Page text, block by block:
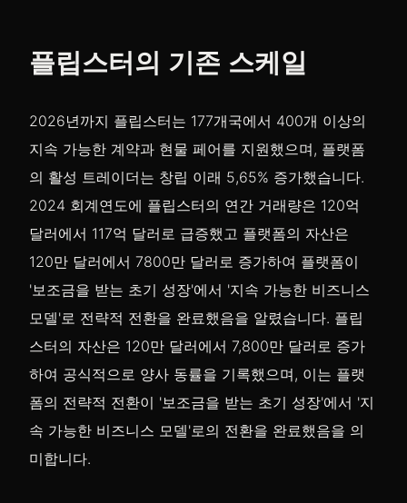
플립스터의 기존 스케일
2026년까지 플립스터는 177개국에서 400개 이상의
지속 가능한 계약과 현물 페어를 지원했으며, 플랫폼
의 활성 트레이더는 창립 이래 5,65% 증가했습니다.
2024 회계연도에 플립스터의 연간 거래량은 120억
달러에서 117억 달러로 급증했고 플랫폼의 자산은
120만 달러에서 7800만 달러로 증가하여 플랫폼이
'보조금을 받는 초기 성장'에서 '지속 가능한 비즈니스
모델'로 전략적 전환을 완료했음을 알렸습니다. 플립
스터의 자산은 120만 달러에서 7,800만 달러로 증가
하여 공식적으로 양사 동률을 기록했으며, 이는 플랫
폼의 전략적 전환이 '보조금을 받는 초기 성장'에서 '지
속 가능한 비즈니스 모델'로의 전환을 완료했음을 의
미합니다.